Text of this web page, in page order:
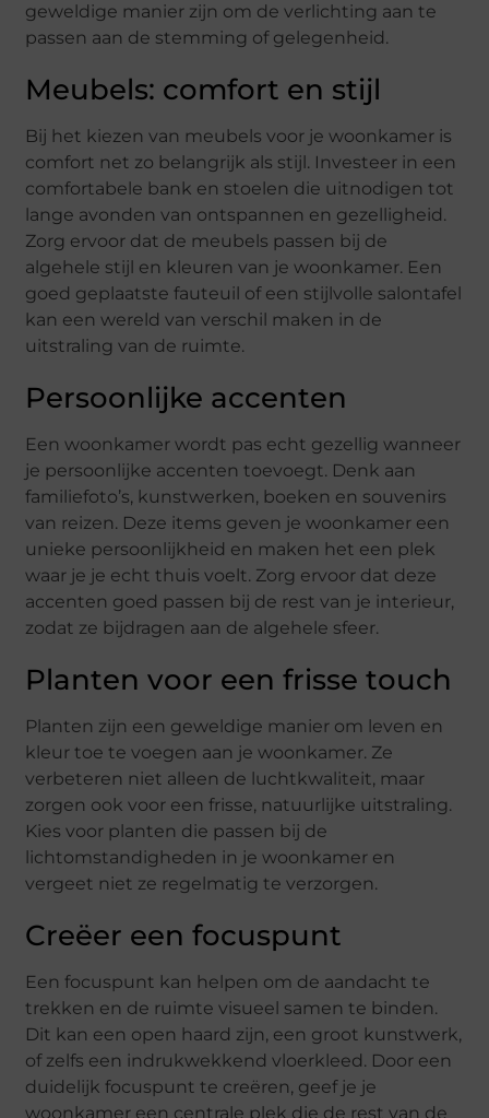
geweldige manier zijn om de verlichting aan te
passen aan de stemming of gelegenheid.
Meubels: comfort en stijl
Bij het kiezen van meubels voor je woonkamer is
comfort net zo belangrijk als stijl. Investeer in een
comfortabele bank en stoelen die uitnodigen tot
lange avonden van ontspannen en gezelligheid.
Zorg ervoor dat de meubels passen bij de
algehele stijl en kleuren van je woonkamer. Een
goed geplaatste fauteuil of een stijlvolle salontafel
kan een wereld van verschil maken in de
uitstraling van de ruimte.
Persoonlijke accenten
Een woonkamer wordt pas echt gezellig wanneer
je persoonlijke accenten toevoegt. Denk aan
familiefoto’s, kunstwerken, boeken en souvenirs
van reizen. Deze items geven je woonkamer een
unieke persoonlijkheid en maken het een plek
waar je je echt thuis voelt. Zorg ervoor dat deze
accenten goed passen bij de rest van je interieur,
zodat ze bijdragen aan de algehele sfeer.
Planten voor een frisse touch
Planten zijn een geweldige manier om leven en
kleur toe te voegen aan je woonkamer. Ze
verbeteren niet alleen de luchtkwaliteit, maar
zorgen ook voor een frisse, natuurlijke uitstraling.
Kies voor planten die passen bij de
lichtomstandigheden in je woonkamer en
vergeet niet ze regelmatig te verzorgen.
Creëer een focuspunt
Een focuspunt kan helpen om de aandacht te
trekken en de ruimte visueel samen te binden.
Dit kan een open haard zijn, een groot kunstwerk,
of zelfs een indrukwekkend vloerkleed. Door een
duidelijk focuspunt te creëren, geef je je
woonkamer een centrale plek die de rest van de